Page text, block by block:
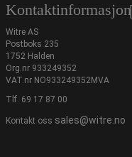
Kontaktinformasjon
Witre AS
Postboks 235
1752 Halden
Org.nr 933249352
VAT.nr NO933249352MVA
Tlf. 69 17 87 00
Kontakt oss sales@witre.no